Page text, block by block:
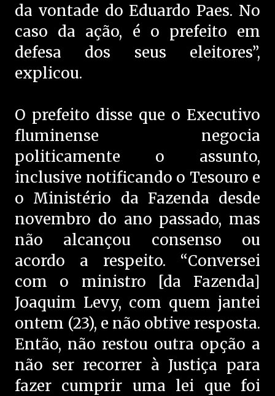
da vontade do Eduardo Paes. No
caso da ação, é o prefeito em
defesa dos seus eleitores”,
explicou.
O prefeito disse que o Executivo
fluminense negocia
politicamente o assunto,
inclusive notificando o Tesouro e
o Ministério da Fazenda desde
novembro do ano passado, mas
não alcançou consenso ou
acordo a respeito. “Conversei
com o ministro [da Fazenda]
Joaquim Levy, com quem jantei
ontem (23), e não obtive resposta.
Então, não restou outra opção a
não ser recorrer à Justiça para
fazer cumprir uma lei que foi